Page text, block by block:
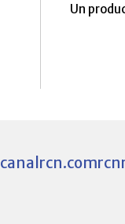
Un
canalrcn.com